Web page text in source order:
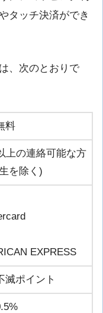
タッチ決済ができ
、次のとおりで
料
上の連絡可能な方
を除く)
EXPRESS
滅ポイント